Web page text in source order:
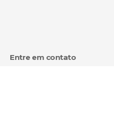
Entre em contato